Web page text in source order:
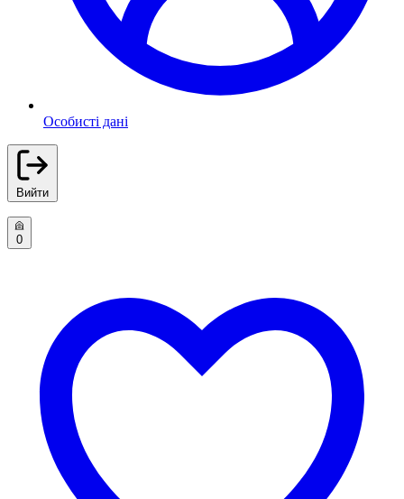
Особисті дані
Вийти
0